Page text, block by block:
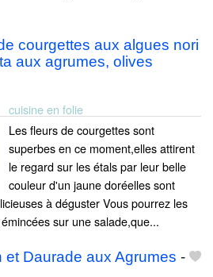
courgettes aux algues nori
aux agrumes, olives
cuisine en folie
Les fleurs de courgettes sont
superbes en ce moment,elles attirent
le regard sur les étals par leur belle
couleur d'un jaune doréelles sont
à déguster Vous pourrez les
sur une salade,que...
et Daurade aux Agrumes -